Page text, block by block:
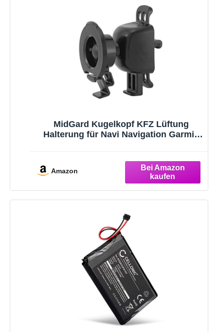
MidGard Kugelkopf KFZ Lüftung
Halterung für Navi Navigation Garmin
Amazon